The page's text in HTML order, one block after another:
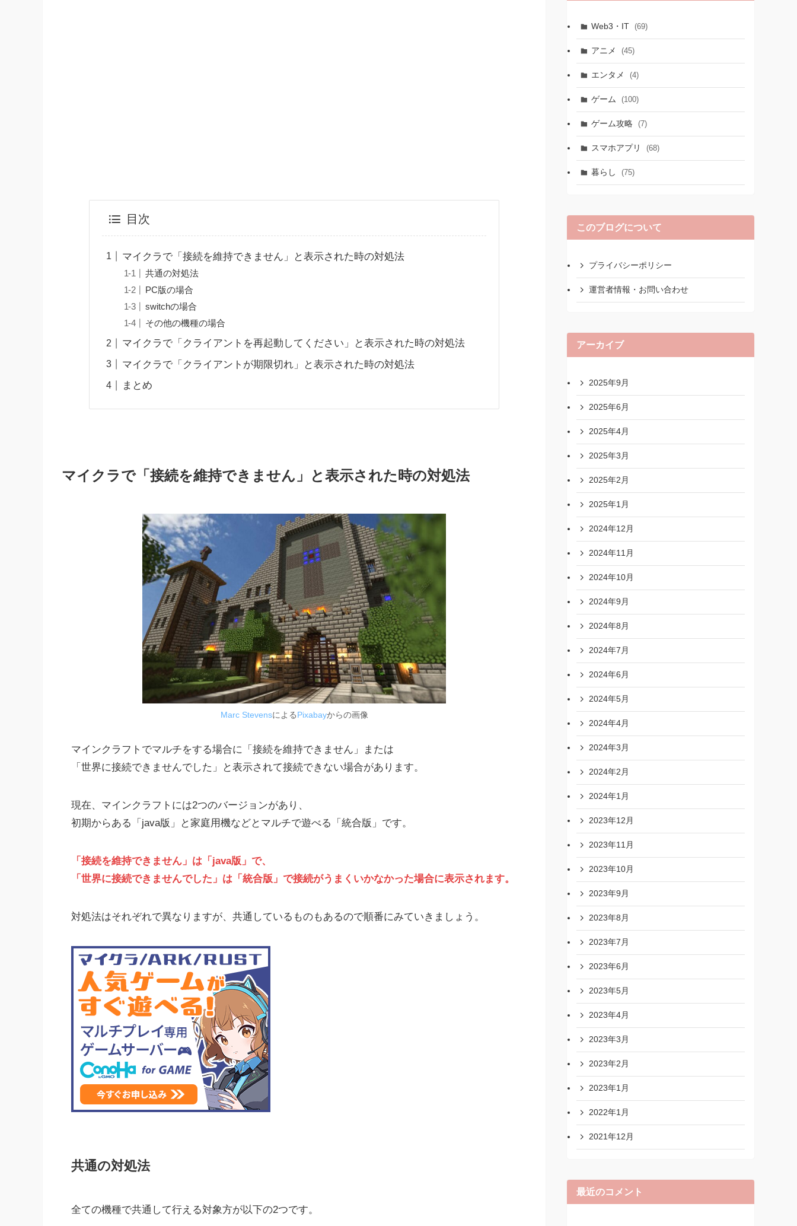
目次
マイクラで「接続を維持できません」と表示された時の対処法
共通の対処法
PC版の場合
switchの場合
その他の機種の場合
マイクラで「クライアントを再起動してください」と表示された時の対処法
マイクラで「クライアントが期限切れ」と表示された時の対処法
まとめ
マイクラで「接続を維持できません」と表示された時の対処法
Marc Stevensによる Pixabayからの画像
マインクラフトでマルチをする場合に「接続を維持できません」または
「世界に接続できませんでした」と表示されて接続できない場合があります。
現在、マインクラフトには2つのバージョンがあり、
初期からある「java版」と家庭用機などとマルチで遊べる「統合版」です。
「接続を維持できません」は「java版」で、
「世界に接続できませんでした」は「統合版」で接続がうまくいかなかった場合に表示されます。
対処法はそれぞれで異なりますが、共通しているものもあるので順番にみていきましょう。
共通の対処法
全ての機種で共通して行える対象方が以下の2つです。
Web3・IT (69)
アニメ (45)
エンタメ (4)
ゲーム (100)
ゲーム攻略 (7)
スマホアプリ (68)
暮らし (75)
このブログについて
プライバシーポリシー
運営者情報・お問い合わせ
アーカイブ
2025年9月
2025年6月
2025年4月
2025年3月
2025年2月
2025年1月
2024年12月
2024年11月
2024年10月
2024年9月
2024年8月
2024年7月
2024年6月
2024年5月
2024年4月
2024年3月
2024年2月
2024年1月
2023年12月
2023年11月
2023年10月
2023年9月
2023年8月
2023年7月
2023年6月
2023年5月
2023年4月
2023年3月
2023年2月
2023年1月
2022年1月
2021年12月
最近のコメント